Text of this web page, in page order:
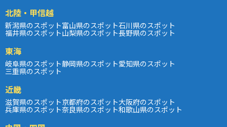
北陸・甲信越
新潟県のスポット富山県のスポット石川県のスポット
福井県のスポット山梨県のスポット長野県のスポット
東海
岐阜県のスポット静岡県のスポット愛知県のスポット
三重県のスポット
近畿
滋賀県のスポット京都府のスポット大阪府のスポット
兵庫県のスポット奈良県のスポット和歌山県のスポット